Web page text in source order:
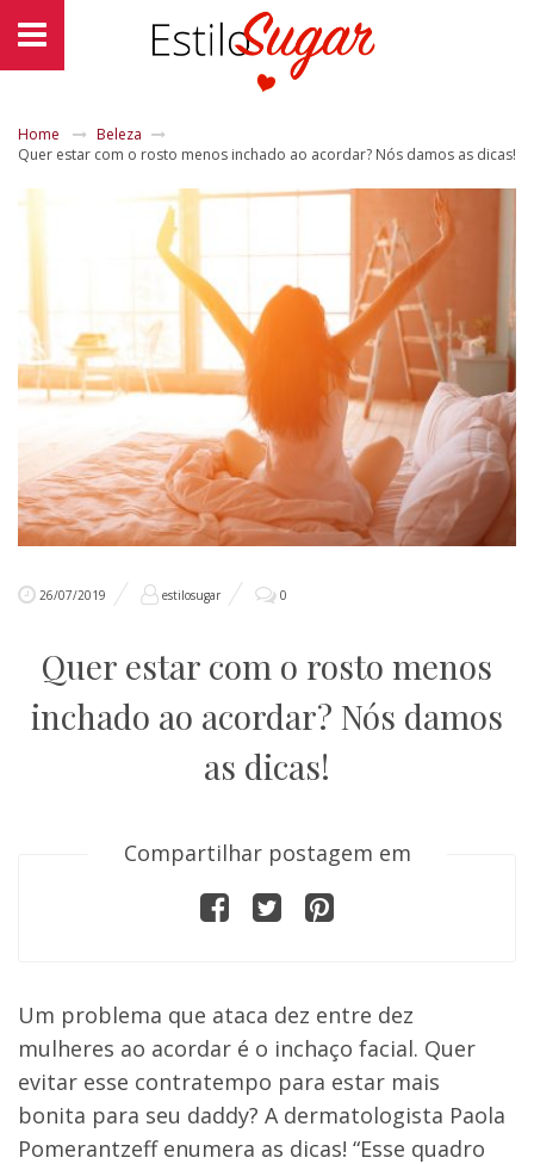
Home
Beleza
Quer estar com o rosto menos inchado ao acordar? Nós damos as dicas!
26/07/2019 estilosugar 0
Quer estar com o rosto menos
inchado ao acordar? Nós damos
as dicas!
Compartilhar postagem em
Um problema que ataca dez entre dez
mulheres ao acordar é o inchaço facial. Quer
evitar esse contratempo para estar mais
bonita para seu daddy? A dermatologista Paola
Pomerantzeff enumera as dicas! “Esse quadro